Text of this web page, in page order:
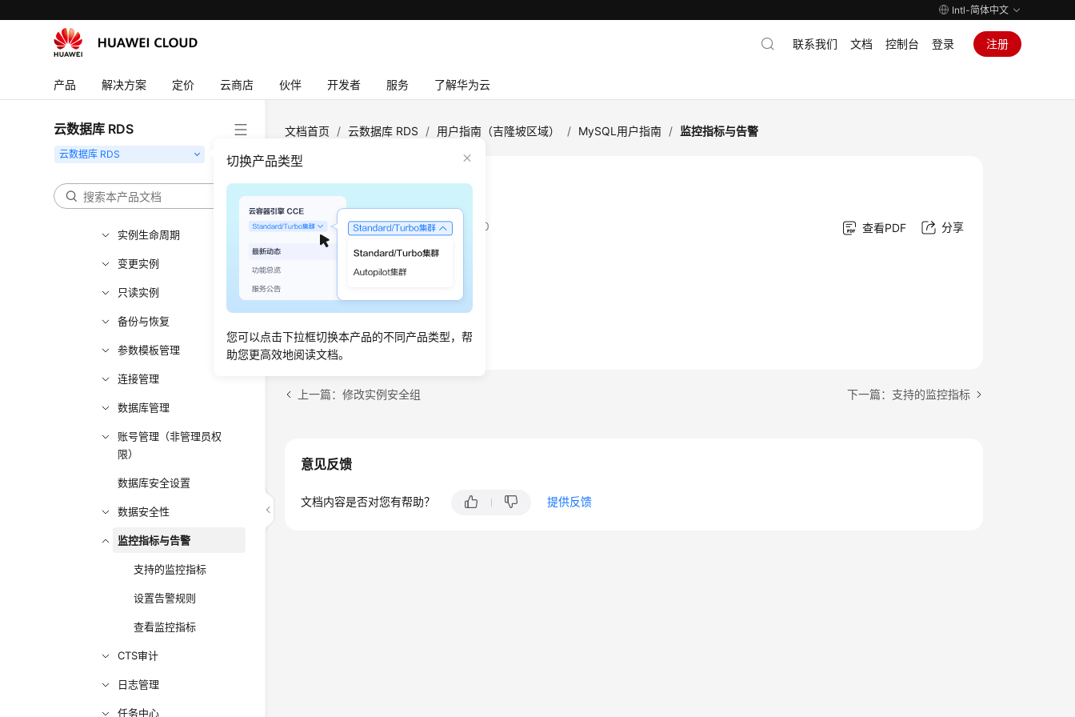
Intl-简体中文
产品 解决方案 定价 云商店 伙伴 开发者 服务 了解华为云
联系我们 文档 控制台 登录 注册
云数据库 RDS
切换产品类型
您可以点击下拉框切换本产品的不同产品类型，帮
助您更高效地阅读文档。
SQL Server快速入门
数据迁移
MySQL内核功能
实例生命周期
变更实例
只读实例
备份与恢复
参数模板管理
连接管理
数据库管理
账号管理（非管理员权
限）
数据库安全设置
数据安全性
监控指标与告警
支持的监控指标
设置告警规则
查看监控指标
CTS审计
日志管理
任务中心
文档首页 / 云数据库 RDS / 用户指南（吉隆坡区域） / MySQL用户指南 / 监控指标与告警
监控指标与告警
更新时间：2022-08-16 GMT+08:00 查看PDF 分享
支持的监控指标
设置告警规则
上一篇：修改实例安全组 下一篇：支持的监控指标
意见反馈
文档内容是否对您有帮助？ 提供反馈